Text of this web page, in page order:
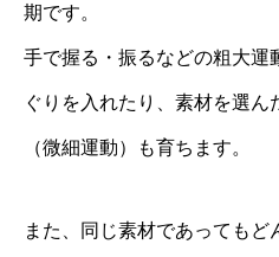
期です。
手で握る・振るなどの粗大運
ぐりを入れたり、素材を選ん
（微細運動）も育ちます。
また、同じ素材であってもど